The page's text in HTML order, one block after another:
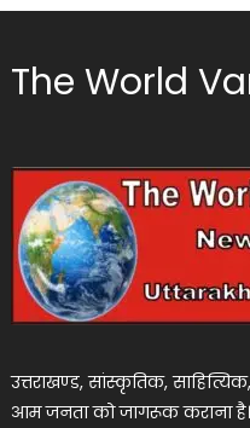
The World
उत्तराखण्ड, सांस्कृतिक,
आम जनता को जागरूक कराना है।